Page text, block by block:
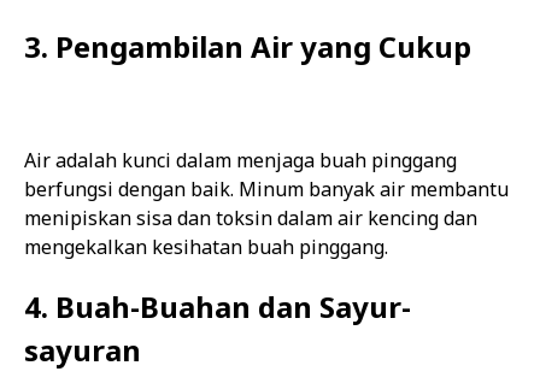
3. Pengambilan Air yang Cukup
Air adalah kunci dalam menjaga buah pinggang
berfungsi dengan baik. Minum banyak air membantu
menipiskan sisa dan toksin dalam air kencing dan
mengekalkan kesihatan buah pinggang.
4. Buah-Buahan dan Sayur-
sayuran